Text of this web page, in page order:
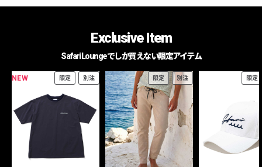
Exclusive Item
Safari Loungeでしか買えない限定アイテム
NEW 限定 別注 限定 別注 限定